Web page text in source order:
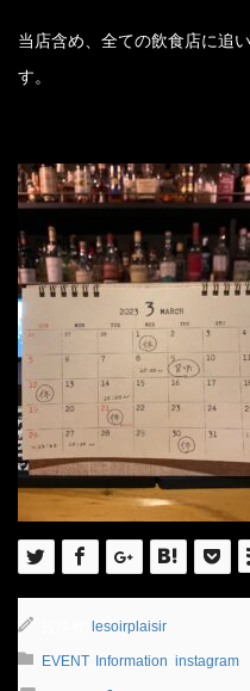
当店含め、全ての飲食店に追
す。
lesoirplaisir
EVENT, Information instagram